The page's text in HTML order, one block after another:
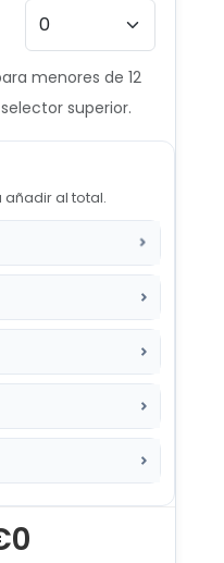
menores de 12
superior.
al total.